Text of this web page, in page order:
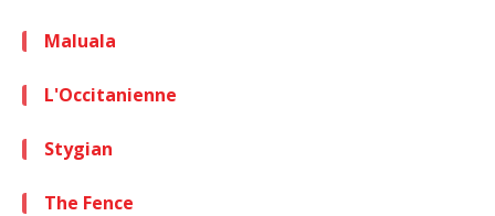
Maluala
L'Occitanienne
Stygian
The Fence